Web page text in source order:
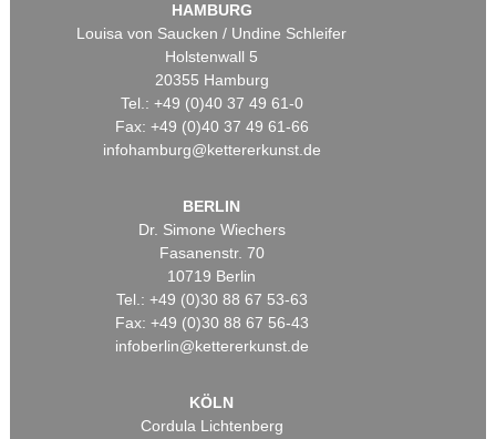
HAMBURG
Louisa von Saucken / Undine Schleifer
Holstenwall 5
20355 Hamburg
Tel.: +49 (0)40 37 49 61-0
Fax: +49 (0)40 37 49 61-66
infohamburg@kettererkunst.de
BERLIN
Dr. Simone Wiechers
Fasanenstr. 70
10719 Berlin
Tel.: +49 (0)30 88 67 53-63
Fax: +49 (0)30 88 67 56-43
infoberlin@kettererkunst.de
KÖLN
Cordula Lichtenberg